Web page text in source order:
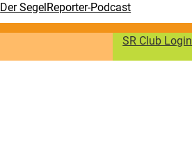
Der SegelReporter-Podcast
SR Club Login